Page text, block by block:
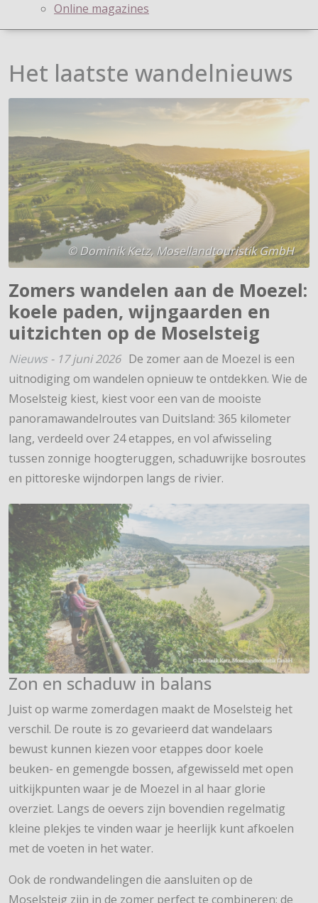
Online magazines
Het laatste wandelnieuws
© Dominik Ketz, Mosellandtouristik GmbH
Zomers wandelen aan de Moezel:
koele paden, wijngaarden en
uitzichten op de Moselsteig
Nieuws - 17 juni 2026 De zomer aan de Moezel is een
uitnodiging om wandelen opnieuw te ontdekken. Wie de
Moselsteig kiest, kiest voor een van de mooiste
panoramawandelroutes van Duitsland: 365 kilometer
lang, verdeeld over 24 etappes, en vol afwisseling
tussen zonnige hoogteruggen, schaduwrijke bosroutes
en pittoreske wijndorpen langs de rivier.
Zon en schaduw in balans
Juist op warme zomerdagen maakt de Moselsteig het
verschil. De route is zo gevarieerd dat wandelaars
bewust kunnen kiezen voor etappes door koele
beuken- en gemengde bossen, afgewisseld met open
uitkijkpunten waar je de Moezel in al haar glorie
overziet. Langs de oevers zijn bovendien regelmatig
kleine plekjes te vinden waar je heerlijk kunt afkoelen
met de voeten in het water.
Ook de rondwandelingen die aansluiten op de
Moselsteig zijn in de zomer perfect te combineren: de